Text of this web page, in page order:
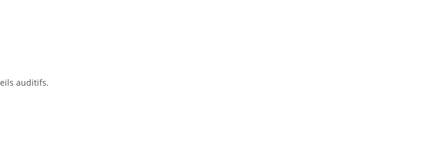
auditifs.